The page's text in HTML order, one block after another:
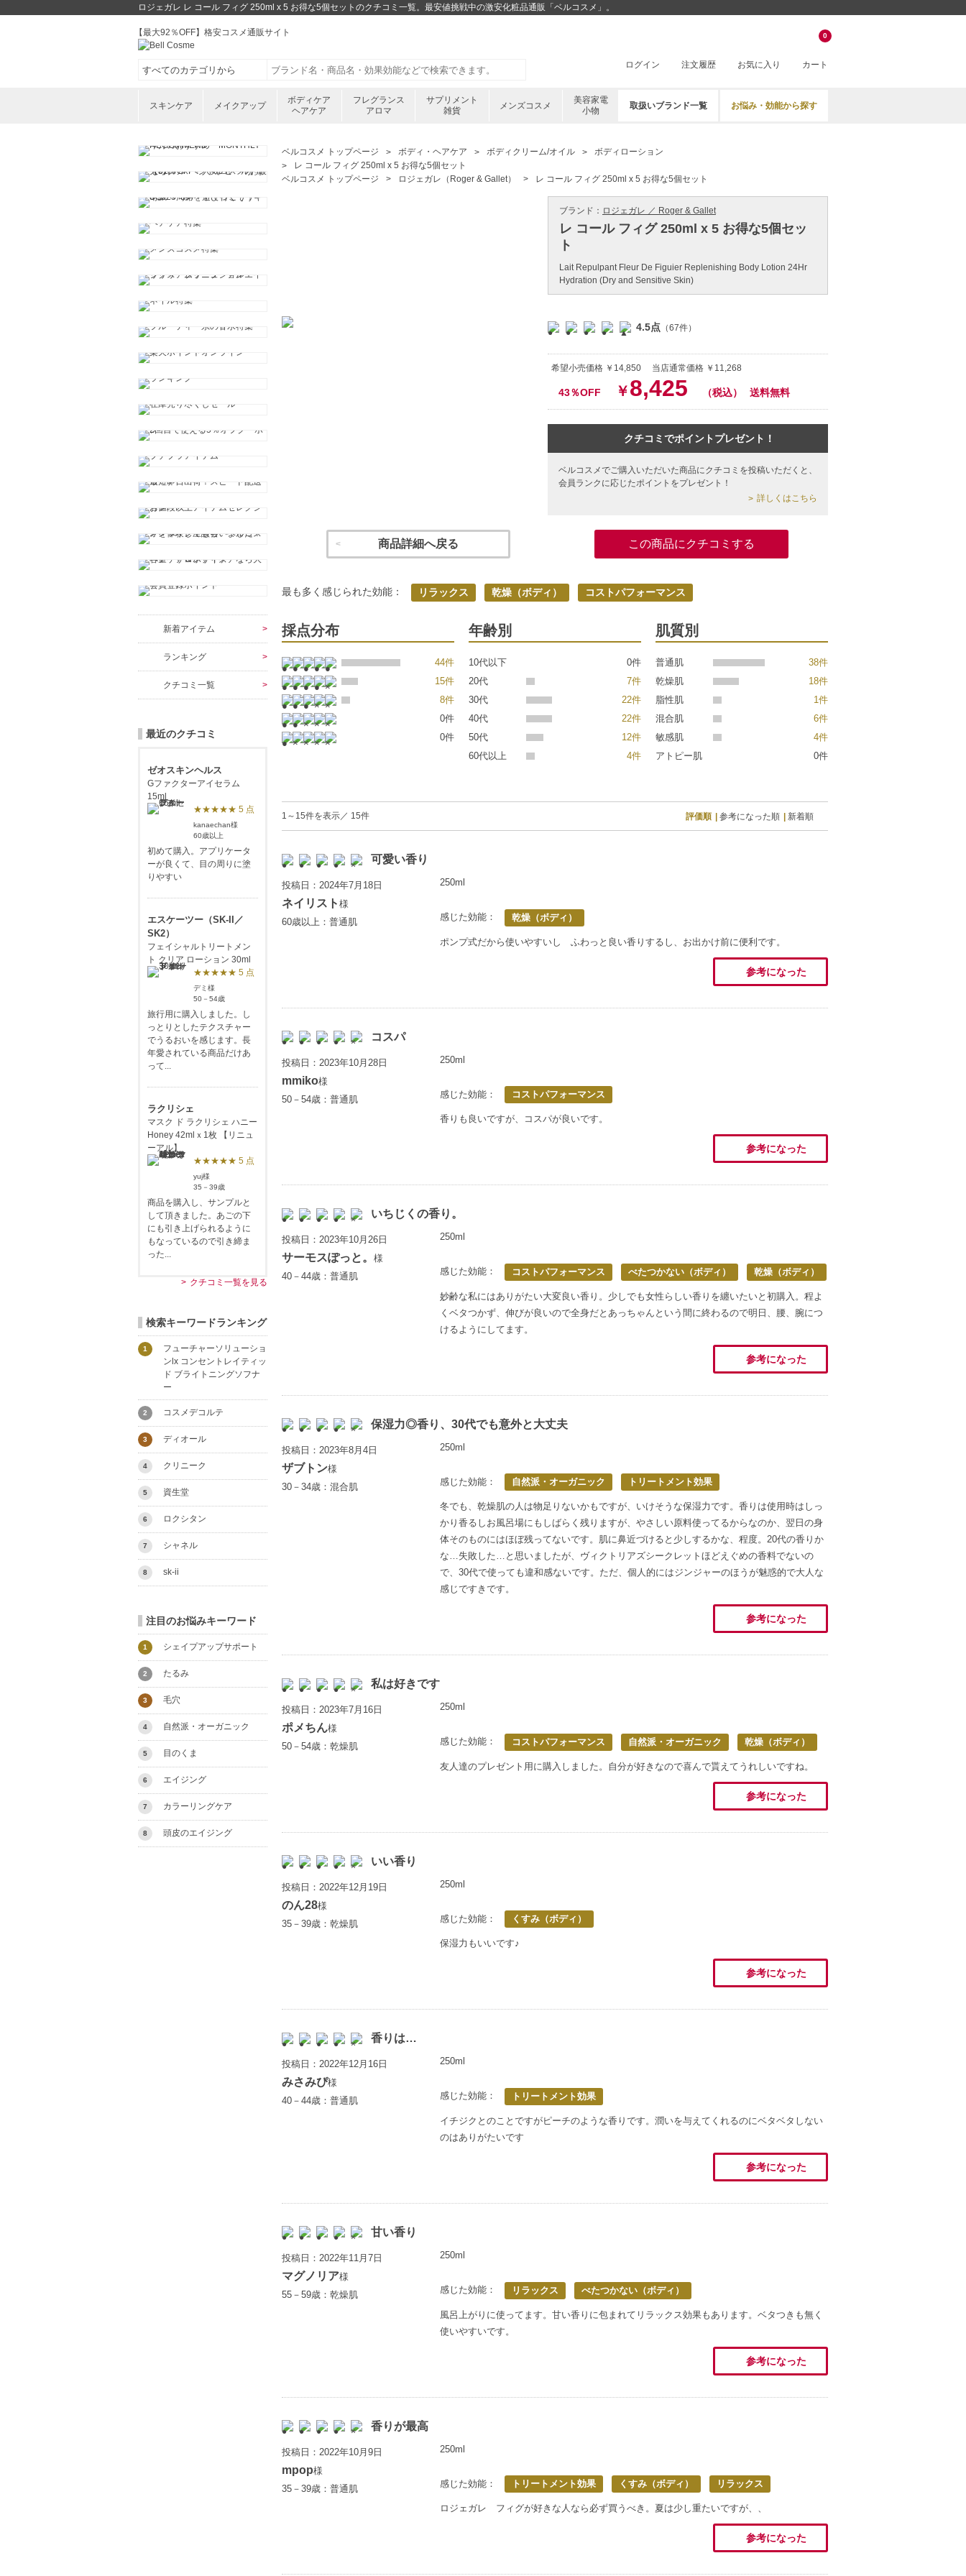
ロジェガレ レ コール フィグ 250ml x 5 お得な5個セットのクチコミ一覧。最安値挑戦中の激安化粧品通販「ベルコスメ」。
【最大92％OFF】格安コスメ通販サイト
ログイン 注文履歴 お気に入り カート
0
スキンケア メイクアップ
ボディケア
ヘアケア
フレグランス
アロマ
サプリメント
雑貨
メンズコスメ
美容家電
小物
取扱いブランド一覧 お悩み・効能から探す
ベルコスメ トップページ ボディ・ヘアケア ボディクリーム/オイル
ボディローション
レ コール フィグ 250ml x 5 お得な5個セット
ベルコスメ トップページ
ロジェガレ（Roger & Gallet） レ コール フィグ 250ml x 5 お得な5個セット
ブランド： ロジェガレ ／ Roger & Gallet
レ コール フィグ 250ml x 5 お得な5個セッ
ト
Lait Repulpant Fleur De Figuier Replenishing Body Lotion 24Hr
Hydration (Dry and Sensitive Skin)
4.5点 （67件）
希望小売価格 ￥14,850 当店通常価格 ￥11,268
43％OFF ￥8,425 （税込） 送料無料
クチコミでポイントプレゼント！
ベルコスメでご購入いただいた商品にクチコミを投稿いただくと、
会員ランクに応じたポイントをプレゼント！
詳しくはこちら
商品詳細へ戻る この商品にクチコミする
最も多く感じられた効能： リラックス 乾燥（ボディ） コストパフォーマンス
採点分布
44件
15件
8件
0件
0件
年齢別
10代以下
0件
20代
7件
30代
22件
40代
22件
50代
12件
60代以上
4件
肌質別
普通肌
38件
乾燥肌
18件
脂性肌
1件
混合肌
6件
敏感肌
4件
アトピー肌
0件
1～15件を表示／ 15件 評価順 参考になった順 新着順
可愛い香り
投稿日：2024年7月18日
ネイリスト 様
60歳以上：普通肌
250ml
感じた効能： 乾燥（ボディ）
ポンプ式だから使いやすいし ふわっと良い香りするし、お出かけ前に便利です。
参考になった
コスパ
投稿日：2023年10月28日
mmiko様
50－54歳：普通肌
250ml
感じた効能： コストパフォーマンス
香りも良いですが、コスパが良いです。
参考になった
いちじくの香り。
投稿日：2023年10月26日
サーモスぽっと。 様
40－44歳：普通肌
250ml
感じた効能： コストパフォーマンス べたつかない（ボディ） 乾燥（ボディ）
妙齢な私にはありがたい大変良い香り。少しでも女性らしい香りを纏いたいと初購入。程よ
くベタつかず、伸びが良いので全身だとあっちゃんという間に終わるので明日、腰、腕につ
けるようにしてます。
参考になった
保湿力◎香り、30代でも意外と大丈夫
投稿日：2023年8月4日
ザブトン様
30－34歳：混合肌
250ml
感じた効能： 自然派・オーガニック トリートメント効果
冬でも、乾燥肌の人は物足りないかもですが、いけそうな保湿力です。香りは使用時はしっ
かり香るしお風呂場にもしばらく残りますが、やさしい原料使ってるからなのか、翌日の身
体そのものにはほぼ残ってないです。肌に鼻近づけると少しするかな、程度。20代の香りか
な…失敗した…と思いましたが、ヴィクトリアズシークレットほどえぐめの香料でないの
で、30代で使っても違和感ないです。ただ、個人的にはジンジャーのほうが魅惑的で大人な
感じですきです。
参考になった
私は好きです
投稿日：2023年7月16日
ポメちん様
50－54歳：乾燥肌
250ml
感じた効能： コストパフォーマンス 自然派・オーガニック 乾燥（ボディ）
友人達のプレゼント用に購入しました。自分が好きなので喜んで貰えてうれしいですね。
参考になった
いい香り
投稿日：2022年12月19日
のん28様
35－39歳：乾燥肌
250ml
感じた効能： くすみ（ボディ）
保湿力もいいです♪
参考になった
香りは…
投稿日：2022年12月16日
みさみぴ様
40－44歳：普通肌
250ml
感じた効能： トリートメント効果
イチジクとのことですがピーチのような香りです。潤いを与えてくれるのにベタベタしない
のはありがたいです
参考になった
甘い香り
投稿日：2022年11月7日
マグノリア様
55－59歳：乾燥肌
250ml
感じた効能： リラックス べたつかない（ボディ）
風呂上がりに使ってます。甘い香りに包まれてリラックス効果もあります。ベタつきも無く
使いやすいです。
参考になった
香りが最高
投稿日：2022年10月9日
mpop様
35－39歳：普通肌
250ml
感じた効能： トリートメント効果 くすみ（ボディ） リラックス
ロジェガレ フィグが好きな人なら必ず買うべき。夏は少し重たいですが、、
参考になった
新着アイテム
ランキング
クチコミ一覧
最近のクチコミ
ゼオスキンヘルス
Gファクターアイセラム
15ml
★★★★★ 5 点
kanaechan様
60歳以上
初めて購入。アプリケータ
ーが良くて、目の周りに塗
りやすい
エスケーツー（SK-II／
SK2）
フェイシャルトリートメン
ト クリア ローション 30ml
★★★★★ 5 点
デミ様
50－54歳
旅行用に購入しました。し
っとりとしたテクスチャー
でうるおいを感じます。長
年愛されている商品だけあ
って...
ラクリシェ
マスク ド ラクリシェ ハニー
Honey 42mlｘ1枚 【リニュ
ーアル】
★★★★★ 5 点
yuj様
35－39歳
商品を購入し、サンプルと
して頂きました。あごの下
にも引き上げられるように
もなっているので引き締ま
った...
クチコミ一覧を見る
検索キーワードランキング
1
フューチャーソリューショ
ンlx コンセントレイティッ
ド ブライトニングソフナ
ー
2 コスメデコルテ
3 ディオール
4 クリニーク
5 資生堂
6 ロクシタン
7 シャネル
8 sk-ii
注目のお悩みキーワード
1 シェイプアップサポート
2 たるみ
3 毛穴
4 自然派・オーガニック
5 目のくま
6 エイジング
7 カラーリングケア
8 頭皮のエイジング